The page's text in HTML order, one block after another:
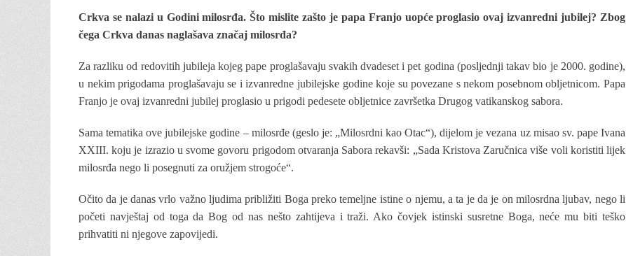
Crkva se nalazi u Godini milosrđa. Što mislite zašto je papa Franjo uopće proglasio ovaj izvanredni jubilej? Zbog
čega Crkva danas naglašava značaj milosrđa?
Za razliku od redovitih jubileja kojeg pape proglašavaju svakih dvadeset i pet godina (posljednji takav bio je 2000. godine),
u nekim prigodama proglašavaju se i izvanredne jubilejske godine koje su povezane s nekom posebnom obljetnicom. Papa
Franjo je ovaj izvanredni jubilej proglasio u prigodi pedesete obljetnice završetka Drugog vatikanskog sabora.
Sama tematika ove jubilejske godine – milosrđe (geslo je: „Milosrdni kao Otac“), dijelom je vezana uz misao sv. pape Ivana
XXIII. koju je izrazio u svome govoru prigodom otvaranja Sabora rekavši: „Sada Kristova Zaručnica više voli koristiti lijek
milosrđa nego li posegnuti za oružjem strogoće“.
Očito da je danas vrlo važno ljudima približiti Boga preko temeljne istine o njemu, a ta je da je on milosrdna ljubav, nego li
početi navještaj od toga da Bog od nas nešto zahtijeva i traži. Ako čovjek istinski susretne Boga, neće mu biti teško
prihvatiti ni njegove zapovijedi.